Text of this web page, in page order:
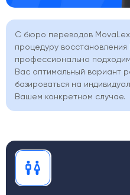
С бюро переводов
процедуру
профессионально
Вас оптимальный вариант
базироваться на
Вашем конкретном случае.